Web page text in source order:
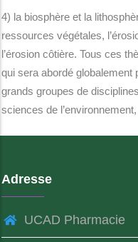
4) la biosphère et la
ressources végétales,
l’érosion côtière. Tous ces
qui sera abordé globalement
grands groupes de
sciences de
Adresse
UCAD Pharmacie